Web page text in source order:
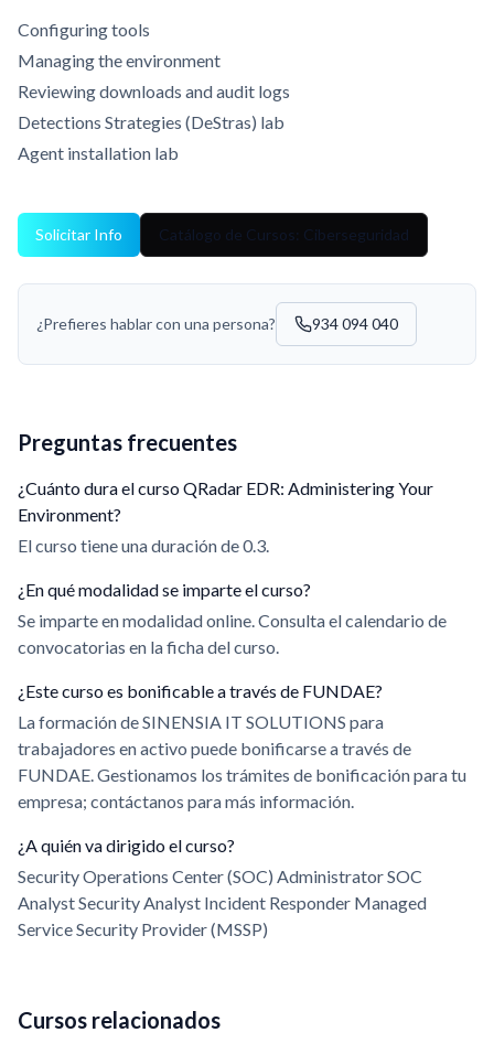
Configuring tools
Managing the environment
Reviewing downloads and audit logs
Detections Strategies (DeStras) lab
Agent installation lab
Solicitar Info Catálogo de Cursos: Ciberseguridad
¿Prefieres hablar con una persona? 934 094 040
Preguntas frecuentes
¿Cuánto dura el curso QRadar EDR: Administering Your
Environment?
El curso tiene una duración de 0.3.
¿En qué modalidad se imparte el curso?
Se imparte en modalidad online. Consulta el calendario de
convocatorias en la ficha del curso.
¿Este curso es bonificable a través de FUNDAE?
La formación de SINENSIA IT SOLUTIONS para
trabajadores en activo puede bonificarse a través de
FUNDAE. Gestionamos los trámites de bonificación para tu
empresa; contáctanos para más información.
¿A quién va dirigido el curso?
Security Operations Center (SOC) Administrator SOC
Analyst Security Analyst Incident Responder Managed
Service Security Provider (MSSP)
Cursos relacionados